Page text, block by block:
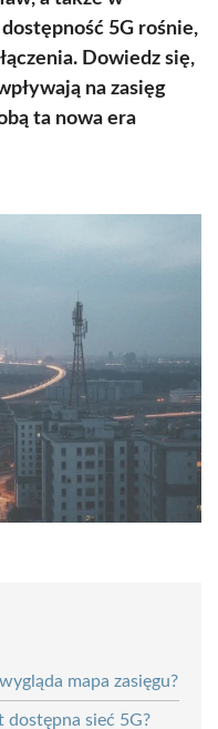
5G rośnie,
Dowiedz się,
na zasięg
ta nowa era
mapa zasięgu?
sieć 5G?